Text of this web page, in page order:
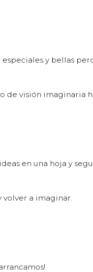
especiales y bellas
de visión imaginaria
en una hoja y
a imaginar.